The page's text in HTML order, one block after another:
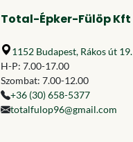
Total-Épker-Fülöp Kft
1152 Budapest, Rákos út 19.
H-P: 7.00-17.00
Szombat: 7.00-12.00
+36 (30) 658-5377
totalfulop96@gmail.com